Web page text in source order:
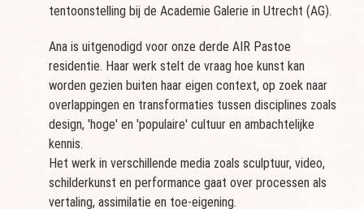
tentoonstelling bij de Academie Galerie in Utrecht (AG).
Ana is uitgenodigd voor onze derde AIR Pastoe
residentie. Haar werk stelt de vraag hoe kunst kan
worden gezien buiten haar eigen context, op zoek naar
overlappingen en transformaties tussen disciplines zoals
design, 'hoge' en 'populaire' cultuur en ambachtelijke
kennis.
Het werk in verschillende media zoals sculptuur, video,
schilderkunst en performance gaat over processen als
vertaling, assimilatie en toe-eigening.